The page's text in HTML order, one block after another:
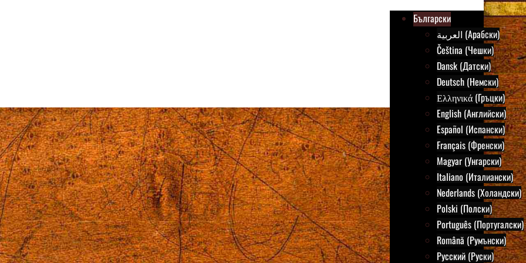
Български
العربية (Арабски)
Čeština (Чешки)
Dansk (Датски)
Deutsch (Немски)
Ελληνικά (Гръцки)
English (Английски)
Español (Испански)
Français (Френски)
Magyar (Унгарски)
Italiano (Италиански)
Nederlands (Холандски)
Polski (Полски)
Português (Португалски)
Română (Румънски)
Русский (Руски)